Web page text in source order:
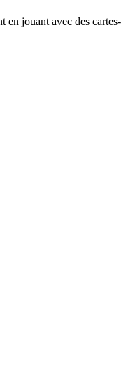
en jouant avec des cartes-